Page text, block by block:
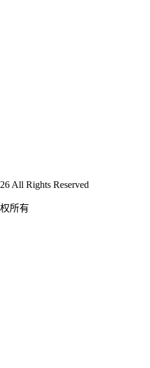
All Rights Reserved
所有